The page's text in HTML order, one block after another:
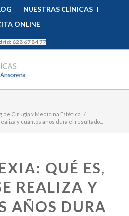
NUESTRAS CLÍNICAS
ONLINE
628 67 84 77
de Cirugía y Medicina Estética /
y cuántos años dura el resultado...
QUÉ ES,
REALIZA Y
AÑOS DURA